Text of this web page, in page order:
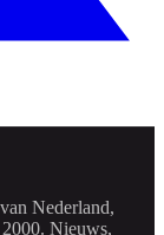
Nederland,
Nieuws,